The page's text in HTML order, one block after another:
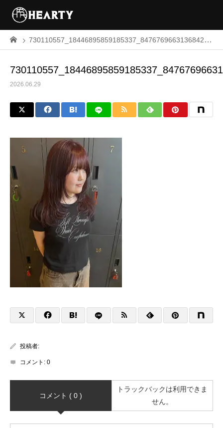
730110557_18446895859185337_847676966313684259_n
2026.06.29
投稿者:
コメント: 0
コメント ( 0 )
トラックバックは利用できま
せん。